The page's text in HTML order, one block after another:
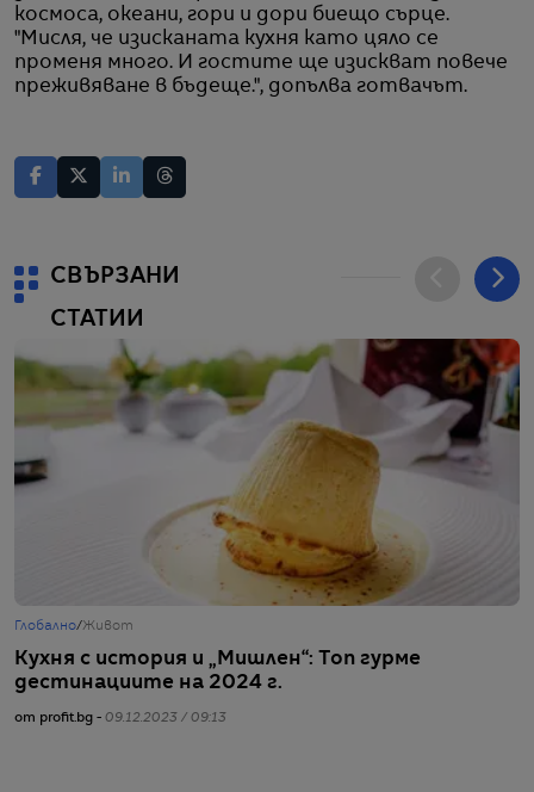
космоса, океани, гори и дори биещо сърце.
"Мисля, че изисканата кухня като цяло се
променя много. И гостите ще изискват повече
преживяване в бъдеще.", допълва готвачът.
СВЪРЗАНИ
СТАТИИ
Глобално/Живот
Кухня с история и „Мишлен“: Топ гурме
дестинациите на 2024 г.
от profit.bg - 09.12.2023 / 09:13